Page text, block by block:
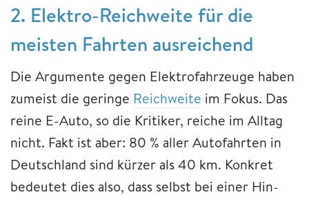
2. Elektro-Reichweite für die
meisten Fahrten ausreichend
Die Argumente gegen Elektrofahrzeuge haben
zumeist die geringe Reichweite im Fokus. Das
reine E-Auto, so die Kritiker, reiche im Alltag
nicht. Fakt ist aber: 80 % aller Autofahrten in
Deutschland sind kürzer als 40 km. Konkret
bedeutet dies also, dass selbst bei einer Hin-